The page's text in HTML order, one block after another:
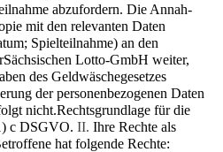
abzufordern. Die Annah­
mit den relevanten Daten
Spielteilnahme) an den
Lotto-GmbH weiter,
des Geldwäschegesetzes
der personenbezogenen Daten
nicht.Rechtsgrundlage für die
c DSGVO. II. Ihre Rechte als
hat folgende Rechte: